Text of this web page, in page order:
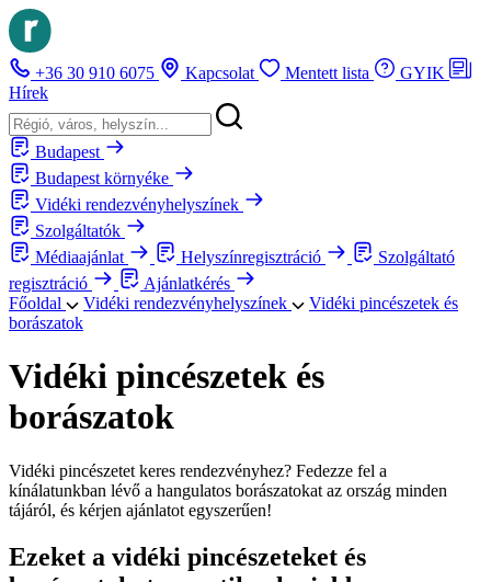
+36 30 910 6075 Kapcsolat Mentett lista
GYIK
Hírek
Budapest
Budapest környéke
Vidéki rendezvényhelyszínek
Szolgáltatók
Médiaajánlat
Helyszínregisztráció
Szolgáltató
regisztráció
Ajánlatkérés
Főoldal
Vidéki rendezvényhelyszínek
Vidéki pincészetek és
borászatok
Vidéki pincészetek és
borászatok
Vidéki pincészetet keres rendezvényhez? Fedezze fel a
kínálatunkban lévő a hangulatos borászatokat az ország minden
tájáról, és kérjen ajánlatot egyszerűen!
Ezeket a vidéki pincészeteket és